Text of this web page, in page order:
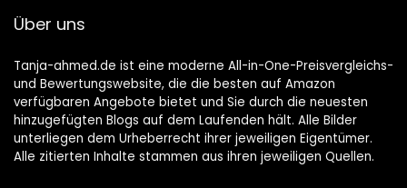
Über uns
Tanja-ahmed.de ist eine moderne All-in-One-Preisvergleichs-
und Bewertungswebsite, die die besten auf Amazon
verfügbaren Angebote bietet und Sie durch die neuesten
hinzugefügten Blogs auf dem Laufenden hält. Alle Bilder
unterliegen dem Urheberrecht ihrer jeweiligen Eigentümer.
Alle zitierten Inhalte stammen aus ihren jeweiligen Quellen.